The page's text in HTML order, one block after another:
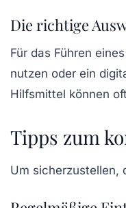
Die richtige
Für das Führen
nutzen oder ein
Hilfsmittel können
Tipps zum
Um sicherzustellen,